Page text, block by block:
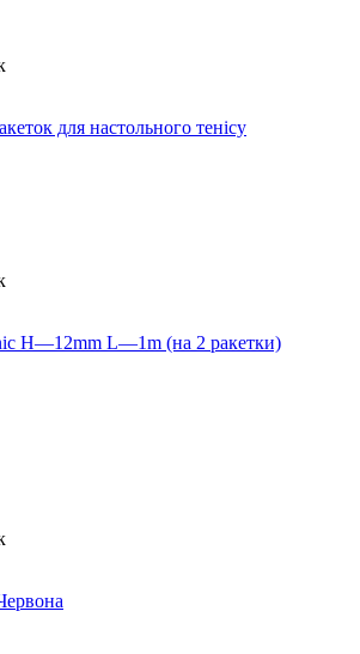
для настольного тенісу
H—12mm L—1m (на 2 ракетки)